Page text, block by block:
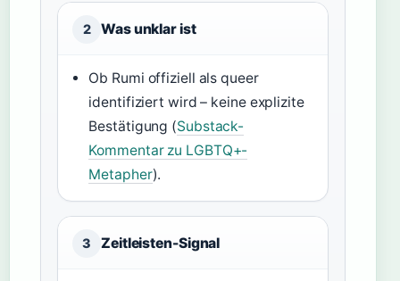
2 Was unklar ist
Ob Rumi offiziell als queer
identifiziert wird – keine explizite
Bestätigung (Substack-
Kommentar zu LGBTQ+-
Metapher).
3 Zeitleisten-Signal